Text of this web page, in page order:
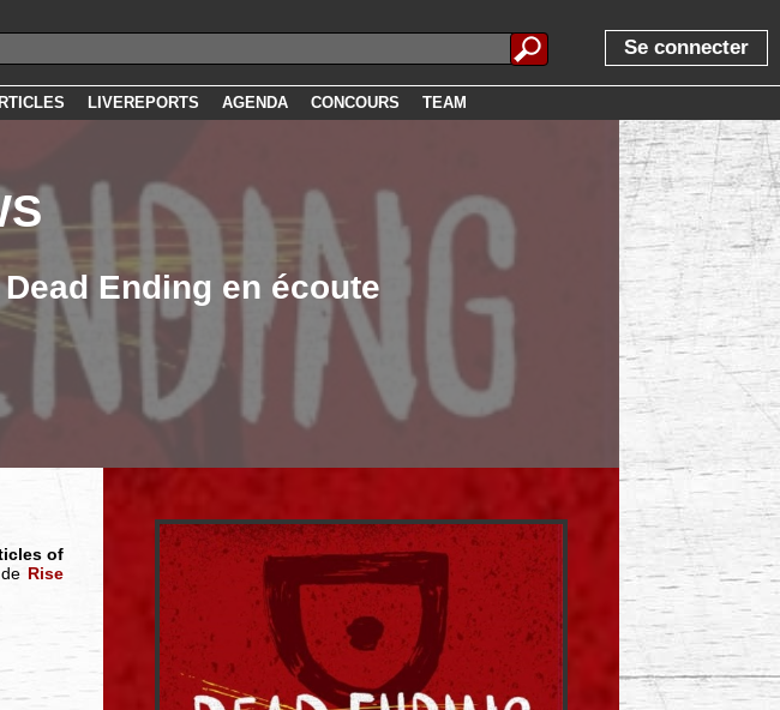
Se connecter
LIVEREPORTS AGENDA CONCOURS TEAM
Ending en écoute
of
Rise